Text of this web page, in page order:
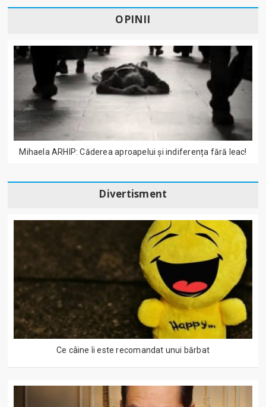
OPINII
Mihaela ARHIP: Căderea aproapelui și indiferența fără leac!
Divertisment
Ce câine îi este recomandat unui bărbat